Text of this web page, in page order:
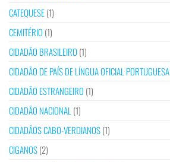
CATEQUESE(1)
CEMITÉRIO (1)
CIDADÃO BRASILEIRO (1)
CIDADÃO DE PAÍS DE LÍNGUA OFICIAL PORTUGUESA
CIDADÃO ESTRANGEIRO (1)
CIDADÃO NACIONAL (1)
CIDADÃOS CABO-VERDIANOS(1)
CIGANOS(2)